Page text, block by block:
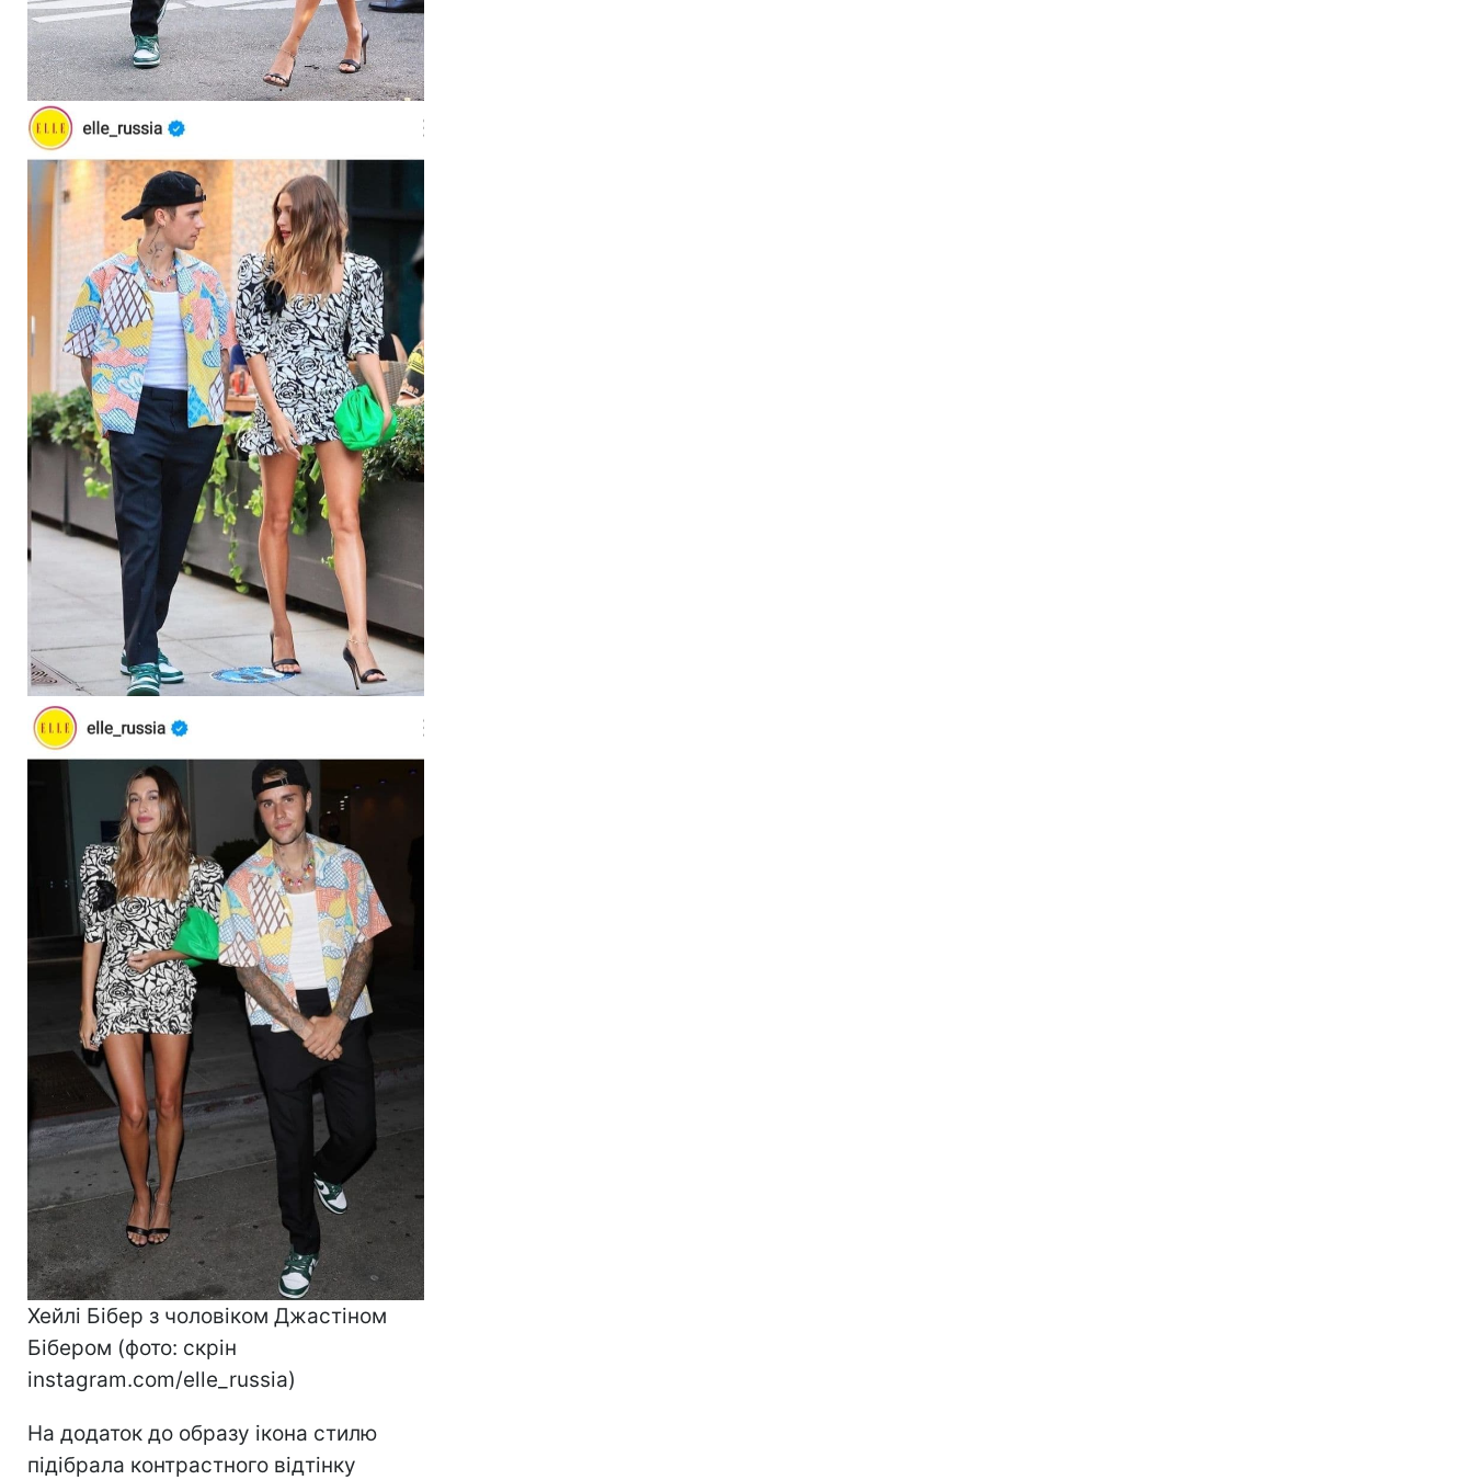
Хейлі Бібер з чоловіком Джастіном
Бібером (фото: скрін
instagram.com/elle_russia)
На додаток до образу ікона стилю
підібрала контрастного відтінку